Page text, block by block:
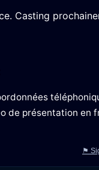
Casting
présentation en
⚑